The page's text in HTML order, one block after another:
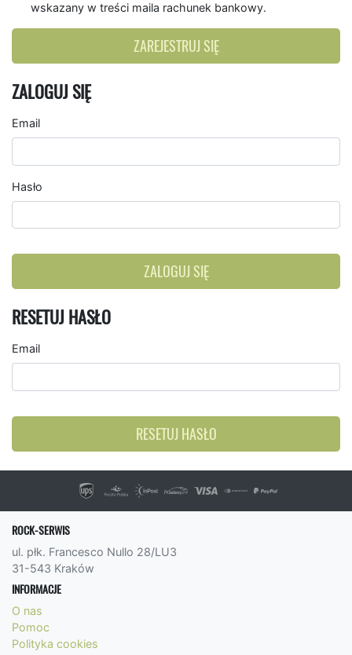
wskazany w treści maila rachunek bankowy.
ZAREJESTRUJ SIĘ
ZALOGUJ SIĘ
Email
Hasło
ZALOGUJ SIĘ
RESETUJ HASŁO
Email
RESETUJ HASŁO
ROCK-SERWIS
ul. płk. Francesco Nullo 28/LU3
31-543 Kraków
INFORMACJE
O nas
Pomoc
Polityka cookies